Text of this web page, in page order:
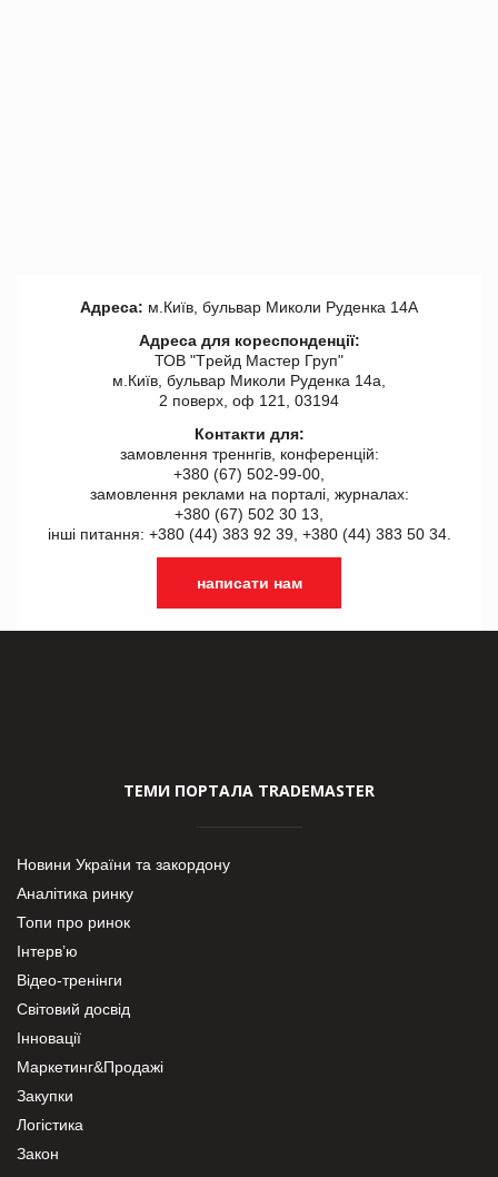
Адреса: м.Київ, бульвар Миколи Руденка 14А
Адреса для кореспонденції:
ТОВ "Tрейд Мастер Груп"
м.Київ, бульвар Миколи Руденка 14а,
2 поверх, оф 121, 03194
Контакти для:
замовлення треннгів, конференцій:
+380 (67) 502-99-00,
замовлення реклами на порталі, журналах:
+380 (67) 502 30 13,
інші питання: +380 (44) 383 92 39, +380 (44) 383 50 34.
написати нам
ТЕМИ ПОРТАЛА TRADEMASTER
Новини України та закордону
Аналітика ринку
Топи про ринок
Інтерв’ю
Відео-тренінги
Світовий досвід
Інновації
Маркетинг&Продажі
Закупки
Логістика
Закон